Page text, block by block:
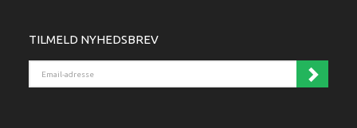
TILMELD NYHEDSBREV